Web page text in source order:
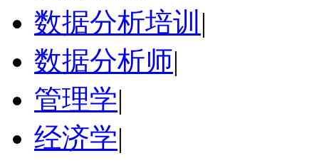
立即咨询
数据分析培训 |
数据分析师|
管理学|
经济学|